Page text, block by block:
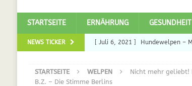
STARTSEITE ERNÄHRUNG GESUNDHEIT
NEWS TICKER [ Juli 6, 2021 ] Hundewelpen –
Ulmenride für
STARTSEITE WELPEN
Nicht mehr geliebt!
B.Z. – Die Stimme Berlins